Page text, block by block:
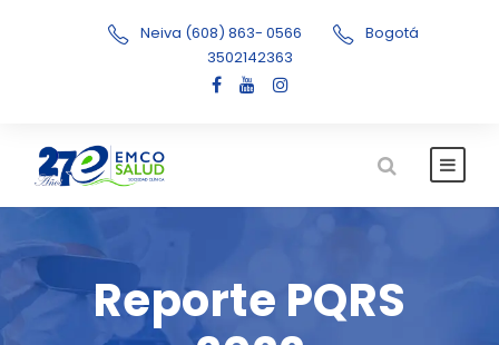
Neiva (608) 863- 0566
Bogotá
3502142363
Reporte PQRS